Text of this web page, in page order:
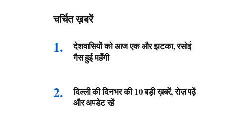
चर्चित ख़बरें
देशवासियों को आज एक और झटका, रसोई
गैस हुई महँगी
दिल्ली की दिनभर की 10 बड़ी ख़बरें, रोज़ पढ़ें
और अपडेट रहें